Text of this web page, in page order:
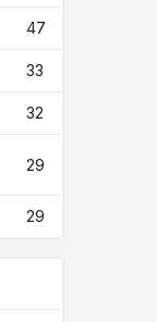
47
33
32
29
29